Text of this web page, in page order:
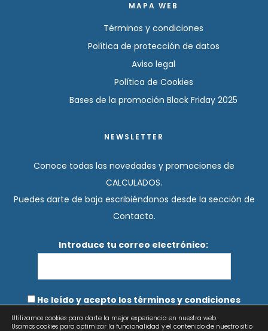
MAPA WEB
Términos y condiciones
Política de protección de datos
Aviso legal
Política de Cookies
Bases de la promoción Black Friday 2025
NEWSLETTER
Conoce todas las novedades y promociones de
CALCULADOS.
Puedes darte de baja escribiéndonos desde la sección de
Contacto.
Introduce tu correo electrónico:
He leído y acepto los términos y condiciones
Utilizamos cookies para darte la mejor experiencia en nuestra web.
Usamos cookies para optimizar la funcionalidad y el contenido de nuestro sitio